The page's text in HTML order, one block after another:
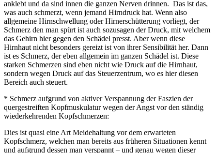
anklebt und da sind innen die ganzen Nerven drinnen. Das ist das,
was auch schmerzt, wenn jemand Hirndruck hat. Wenn also
allgemeine Hirnschwellung oder Hirnerschütterung vorliegt, der
Schmerz den man spürt ist auch sozusagen der Druck, mit welchem
das Gehirn hier gegen den Schädel presst. Aber wenn diese
Hirnhaut nicht besonders gereizt ist von ihrer Sensibilität her. Dann
ist es Schmerz, der eben allgemein im ganzen Schädel ist. Diese
starken Schmerzen sind eben nicht wie Druck auf die Hirnhaut,
sondern wegen Druck auf das Steuerzentrum, wo es hier diesen
Bereich auch steuert.
* Schmerz aufgrund von aktiver Verspannung der Faszien der
quergestreiften Kopfmuskulatur wegen der Angst vor den ständig
wiederkehrenden Kopfschmerzen:
Dies ist quasi eine Art Meidehaltung vor dem erwarteten
Kopfschmerz, welchen man bereits aus früheren Situationen kennt
und aufgrund dessen man verspannt – und genau wegen dieser